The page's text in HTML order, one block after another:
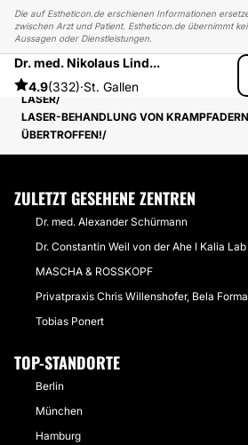
Die auf Estheticon.de erschienen Informationen
zwischen Arzt und Patient. Estheticon.de übernimmt
Aussagen oder Dienstleistungen.
Dr. med. Nikolaus Lind...
4.9(332)·St. Gallen
ESTHETICON
ERFAHRUNGSBERICHTE
ERFAHRUNGSBERICHTE ÜBER
LASER
LASER-BEHANDLUNG VON
ÜBERTROFFEN!
ZULETZT GESEHENE ZENTREN
Dr. med. Alexander Schürmann
Dr. Constantin Weil von der Ahe I Kalia Lab
MASCHA & ROSSKOPF
Privatpraxis Chris Willenshofer, Bela Forma
Tobias Ponert
TOP-STANDORTE
Berlin
München
Hamburg